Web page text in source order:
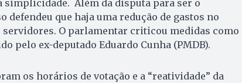
simplicidade. Além da disputa para ser o
defendeu que haja uma redução de gastos no
O parlamentar criticou medidas como
pelo ex-deputado Eduardo Cunha (PMDB).
os horários de votação e a “reatividade” da